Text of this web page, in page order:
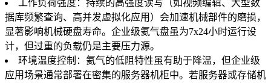
工作负荷强度：持续的高强度读写（如视频编辑、大型数
据库频繁查询、高并发虚拟化应用）会加速机械部件的磨损，
显著影响机械硬盘寿命。企业级氦气盘虽为7x24小时运行设
计，但过重的负载仍是主要压力源。
环境温度控制：氦气的低阻特性虽有助于降温，但企业级
应用场景通常部署在密集的服务器机柜中。若服务器或存储机